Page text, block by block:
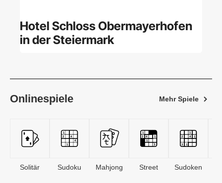
Hotel Schloss Obermayerhofen
in der Steiermark
Onlinespiele Mehr Spiele
Solitär Sudoku Mahjong Street Sudoken